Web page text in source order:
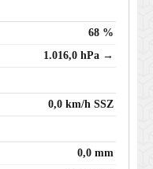
68 %
1.016,0 hPa →
0,0 km/h SSZ
0,0 mm